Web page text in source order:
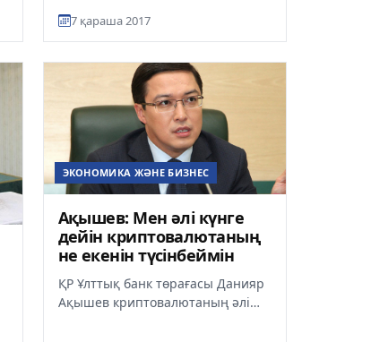
7 қараша 2017
ЭКОНОМИКА ЖӘНЕ БИЗНЕС
Ақышев: Мен әлі күнге
дейін криптовалютаның
не екенін түсінбеймін
ҚР Ұлттық банк төрағасы Данияр
Ақышев криптовалютаның әлі